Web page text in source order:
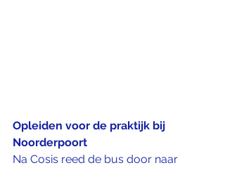
Opleiden voor de praktijk bij
Noorderpoort
Na Cosis reed de bus door naar